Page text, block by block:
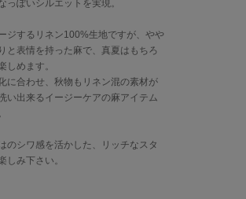
っぽいシルエットを実現。
ジするリネン100%生地ですが、やや
と表情を持った麻で、真夏はもちろ
しめます。
に合わせ、秋物もリネン混の素材が
い出来るイージーケアの麻アイテム
のシワ感を活かした、リッチなスタ
しみ下さい。